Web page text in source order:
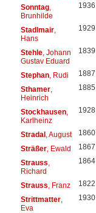
Sonntag,
Brunhilde
1936
Stadlmair,
Hans
1929
Stehle, Johann
Gustav Eduard
1839
Stephan, Rudi 1887
Sthamer,
Heinrich
1885
Stockhausen,
Karlheinz
1928
Stradal, August 1860
Sträßer, Ewald 1867
Strauss
Richard
1864
Strauss , Franz 1822
Strittmatter,
Eva
1930